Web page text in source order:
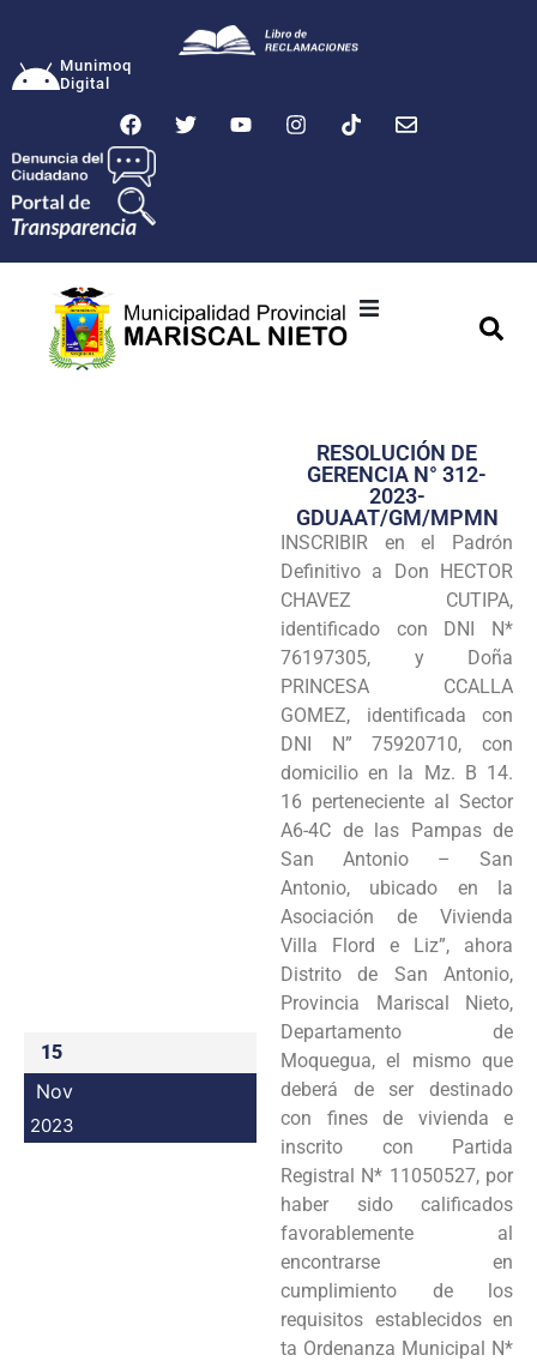
Munimoq
Digital
Transparencia
Seguridad
Programas
Intranet
15
Nov
2023
RESOLUCIÓN DE
GERENCIA N° 312-
2023-
GDUAAT/GM/MPMN
INSCRIBIR en el Padrón
Definitivo a Don HECTOR
CHAVEZ CUTIPA,
identificado con DNI N*
76197305, y Doña
PRINCESA CCALLA
GOMEZ, identificada con
DNI N” 75920710, con
domicilio en la Mz. B 14.
16 perteneciente al Sector
A6-4C de las Pampas de
San Antonio – San
Antonio, ubicado en la
Asociación de Vivienda
Villa Flord e Liz”, ahora
Distrito de San Antonio,
Provincia Mariscal Nieto,
Departamento de
Moquegua, el mismo que
deberá de ser destinado
con fines de vivienda e
inscrito con Partida
Registral N* 11050527, por
haber sido calificados
favorablemente al
encontrarse en
cumplimiento de los
requisitos establecidos en
ta Ordenanza Municipal N*